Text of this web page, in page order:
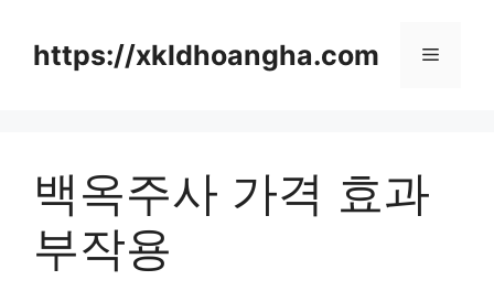
https://xkldhoangha.com 메
백옥주사 가격 효과
부작용